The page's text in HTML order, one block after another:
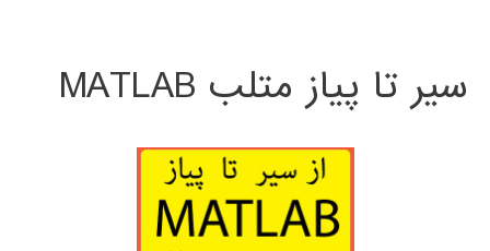
سیر تا پیاز متلب MATLAB